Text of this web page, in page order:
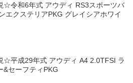
☆令和6年式 アウディ RS3スポーツバ
エクステリアPKG グレイシアホワイ
☆平成29年式 アウディ A4 2.0TFSI ラ
&セーフティPKG